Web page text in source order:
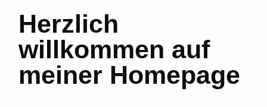
Herzlich
willkommen auf
meiner Homepage